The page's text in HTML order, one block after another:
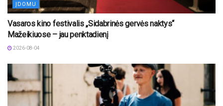
ĮDOMU
Vasaros kino festivalis „Sidabrinės gervės naktys“
Mažeikiuose – jau penktadienį
2026-08-04